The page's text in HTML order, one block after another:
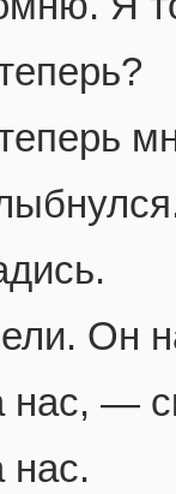
Он
—